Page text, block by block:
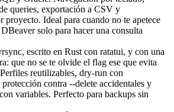
queries, exportación a CSV y
proyecto. Ideal para cuando no te apetece
solo para hacer una consulta
escrito en Rust con ratatui, y con una
que no se te olvide el flag ese que evita
reutilizables, dry-run con
contra --delete accidentales y
variables. Perfecto para backups sin